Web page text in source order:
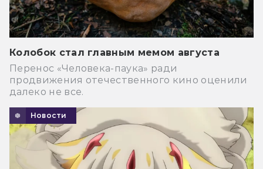
Колобок стал главным мемом августа
Перенос «Человека-паука» ради
продвижения отечественного кино оценили
далеко не все.
Новости